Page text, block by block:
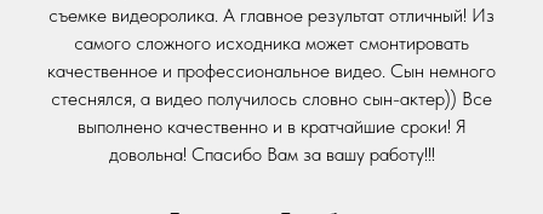
съемке видеоролика. А главное результат отличный! Из
самого сложного исходника может смонтировать
качественное и профессиональное видео. Сын немного
стеснялся, а видео получилось словно сын-актер)) Все
выполнено качественно и в кратчайшие сроки! Я
довольна! Спасибо Вам за вашу работу!!!